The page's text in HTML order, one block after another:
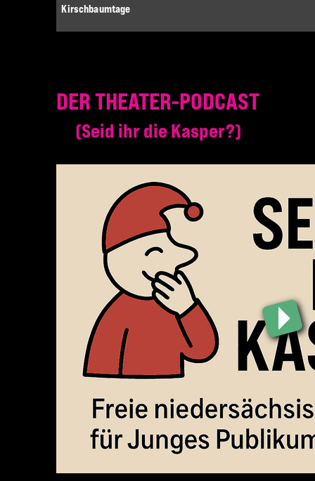
Kirschbaumtage
DER THEATER-PODCAST
Seid ihr die Kasper?